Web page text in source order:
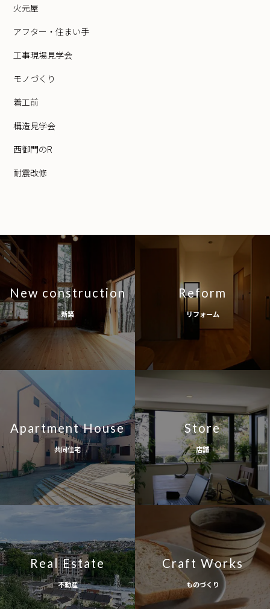
火元屋
アフター・住まい手
工事現場見学会
モノづくり
着工前
構造見学会
西御門のR
耐震改修
New construction
新築
Reform
リフォーム
Apartment House
共同住宅
Store
店舗
Real Estate
不動産
Craft Works
ものづくり